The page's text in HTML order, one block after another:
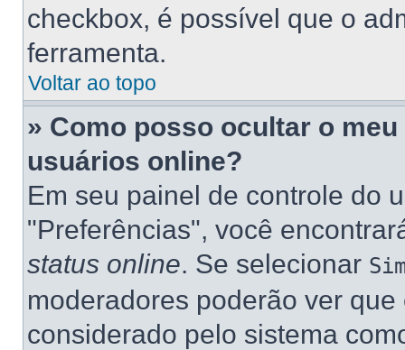
checkbox, é possível que o
ferramenta.
Voltar ao topo
» Como posso ocultar o
usuários online?
Em seu painel de controle do
"Preferências", você
status online. Se selecionar
moderadores poderão ver
considerado pelo sistema